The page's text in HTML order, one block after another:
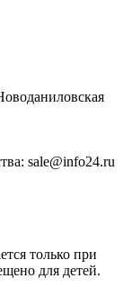
sale@info24.ru
только при
для детей.